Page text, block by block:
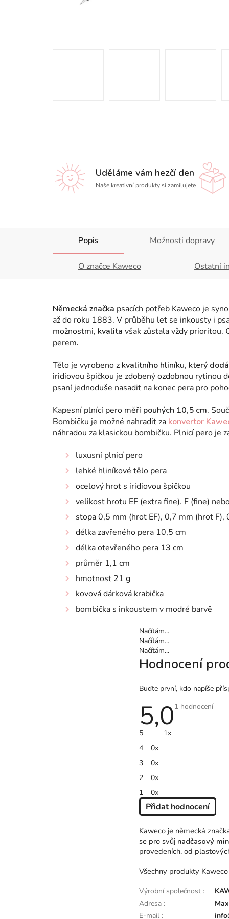
Uděláme vám hezčí den
Naše kreativní produkty si zamilujete
Popis Možnosti dopravy
O značce Kaweco Ostatní
Německá značka psacích potřeb Kaweco je
až do roku 1883. V průběhu let se inkousty i
možnostmi, kvalita však zůstala vždy prioritou.
perem.
Tělo je vyrobenoz kvalitního hliníku, který
iridiovou špičkou je zdobený ozdobnou rytinou
psaní jednoduše nasadit na konec pera pro
Kapesní plnící pero měří pouhých 10,5 cm.
Bombičku je možné nahradit za konvertor
náhradou za klasickou bombičku. Plnicí pero je
luxusní plnicí pero
lehké hliníkové tělo pera
ocelový hrot s iridiovou špičkou
velikost hrotu EF (extra fine). F (fine)
stopa 0,5 mm (hrot EF), 0,7 mm (hrot F),
délka zavřeného pera 10,5 cm
délka otevřeného pera 13 cm
průměr 1,1 cm
hmotnost 21 g
kovová dárková krabička
bombička s inkoustem v modré barvě
Načítám...
Načítám...
Načítám...
Hodnocení
Buďte první, kdo napíše
5,0 Průměrné
1 hodnocení
5
1x
4
0x
3
0x
2
0x
1
0x
Přidat hodnocení
Ý
P
I
H
D
N
O
Kaweco je německá
se pro svůj nadčasový
provedeních, od
Všechny produkty
Výrobní společnost :
Adresa :
E-mail :